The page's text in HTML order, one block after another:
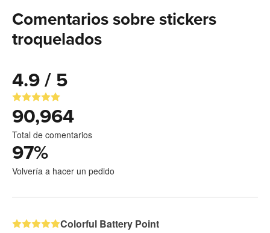
Comentarios sobre stickers
troquelados
4.9 / 5
90,964
Total de comentarios
97%
Volvería a hacer un pedido
Colorful Battery Point